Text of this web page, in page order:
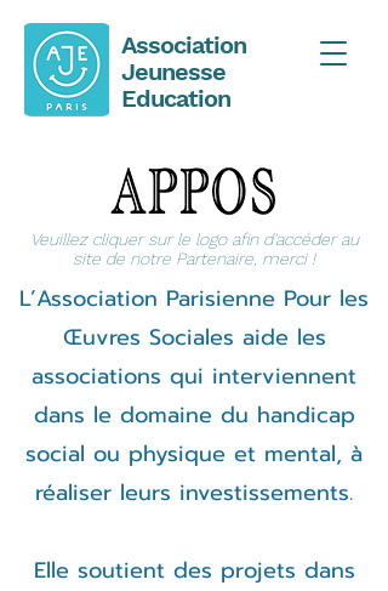
Association
Jeunesse
Education
Veuillez cliquer sur le logo afin d'accéder au
site de notre Partenaire, merci !
L’Association Parisienne Pour les
Œuvres Sociales aide les
associations qui interviennent
dans le domaine du handicap
social ou physique et mental, à
réaliser leurs investissements.
Elle soutient des projets dans